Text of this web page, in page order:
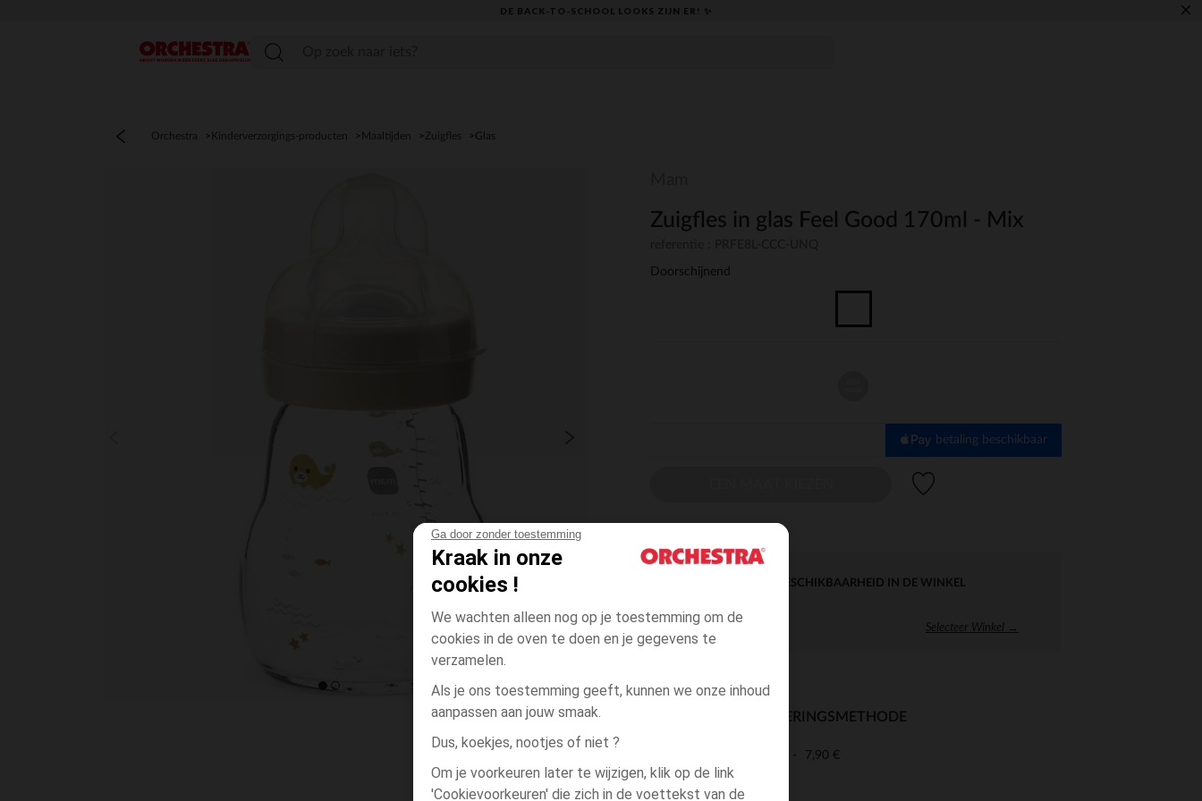
Ga door zonder toestemming
Kraak in onze
cookies !
We wachten alleen nog op je toestemming om de
cookies in de oven te doen en je gegevens te
verzamelen.
Als je ons toestemming geeft, kunnen we onze inhoud
aanpassen aan jouw smaak.
Dus, koekjes, nootjes of niet ?
Om je voorkeuren later te wijzigen, klik op de link
'Cookievoorkeuren' die zich in de voettekst van de
DE BACK-TO-SCHOOL LOOKS ZIJN ER! ✨ ×
menu
Orchestra Kinderverzorgings-producten Maaltijden Zuigfles Glas
Zuigfles in glas Feel Good 170ml - Mix
Doorschijnend
betaling beschikbaar
DIRECTE BESCHIKBAARHEID IN DE WINKEL
Selecteer Winkel →
BESCHIKBAARE LEVERINGSMETHODE
7,90 €
2 tot 4 dagen